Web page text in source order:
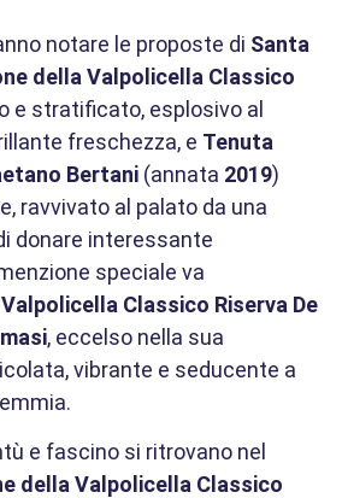
notare le proposte di Santa
della Valpolicella Classico
e stratificato, esplosivo al
freschezza, e Tenuta
Bertani (annata 2019)
ravvivato al palato da una
donare interessante
speciale va
Classico Riserva De
, eccelso nella sua
vibrante e seducente a
e fascino si ritrovano nel
della Valpolicella Classico